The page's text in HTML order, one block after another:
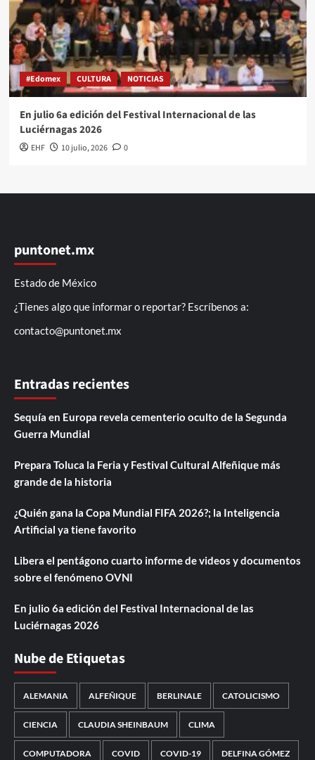
#Edomex CULTURA NOTICIAS
En julio 6a edición del Festival Internacional de las
Luciérnagas 2026
EHF 10 julio, 2026 0
puntonet.mx
Estado de México
¿Tienes algo que informar o reportar? Escríbenos a:
contacto@puntonet.mx
Entradas recientes
Sequía en Europa revela cementerio oculto de la Segunda
Guerra Mundial
Prepara Toluca la Feria y Festival Cultural Alfeñique más
grande de la historia
¿Quién gana la Copa Mundial FIFA 2026?; la Inteligencia
Artificial ya tiene favorito
Libera el pentágono cuarto informe de videos y documentos
sobre el fenómeno OVNI
En julio 6a edición del Festival Internacional de las
Luciérnagas 2026
Nube de Etiquetas
ALEMANIA ALFEÑIQUE BERLINALE CATOLICISMO
CIENCIA CLAUDIA SHEINBAUM CLIMA
COMPUTADORA COVID COVID-19 DELFINA GÓMEZ